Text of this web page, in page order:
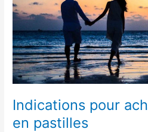
Indications pour
en pastilles
pastilles